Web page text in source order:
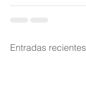
Entradas recientes